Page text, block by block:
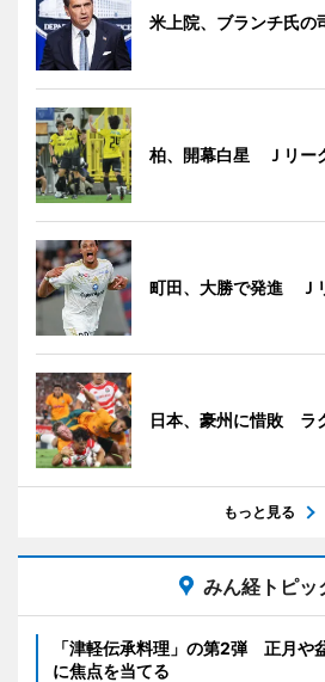
米上院、ブランチ氏の
柏、開幕白星 Ｊリー
町田、大勝で発進 Ｊ
日本、豪州に惜敗 ラ
もっと見る
みん経トピッ
「津軽伝承料理」の第2弾 正月や
に焦点を当てる